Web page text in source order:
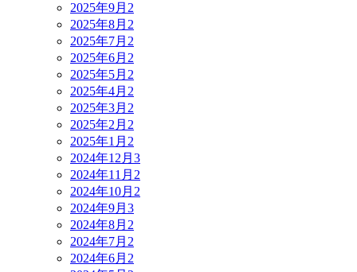
2025年9月 2
2025年8月 2
2025年7月 2
2025年6月 2
2025年5月 2
2025年4月 2
2025年3月 2
2025年2月 2
2025年1月 2
2024年12月 3
2024年11月 2
2024年10月 2
2024年9月 3
2024年8月 2
2024年7月 2
2024年6月 2